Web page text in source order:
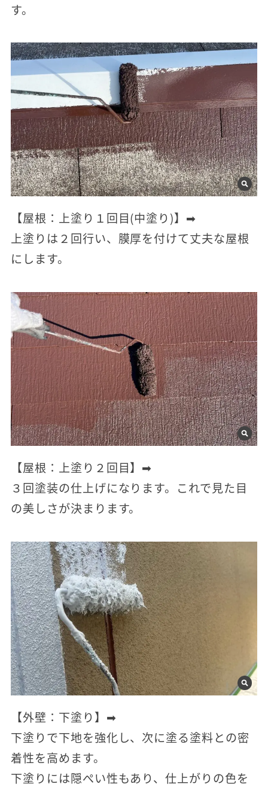
す。
【屋根：上塗り１回目(中塗り)】➡
上塗りは２回行い、膜厚を付けて丈夫な屋根
にします。
【屋根：上塗り２回目】➡
３回塗装の仕上げになります。これで見た目
の美しさが決まります。
【外壁：下塗り】➡
下塗りで下地を強化し、次に塗る塗料との密
着性を高めます。
下塗りには隠ぺい性もあり、仕上がりの色を